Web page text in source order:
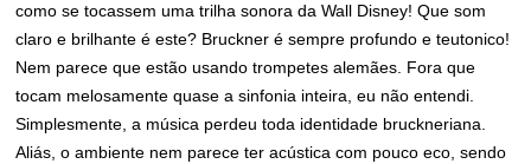
como se tocassem uma trilha sonora da Wall Disney! Que som
claro e brilhante é este? Bruckner é sempre profundo e teutonico!
Nem parece que estão usando trompetes alemães. Fora que
tocam melosamente quase a sinfonia inteira, eu não entendi.
Simplesmente, a música perdeu toda identidade bruckneriana.
Aliás, o ambiente nem parece ter acústica com pouco eco, sendo